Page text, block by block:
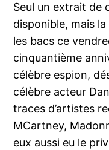
Seul un extrait de
disponible, mais
les bacs ce
cinquantième
célèbre espion,
célèbre acteur
traces d’artistes
MCartney,
eux aussi eu le